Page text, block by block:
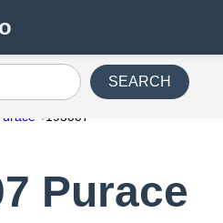
SEARCH
193007
Purace